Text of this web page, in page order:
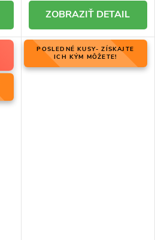
DETAIL
POSLEDNÉ KUSY- ZÍSKAJTE
ICH KÝM MÔŽETE!